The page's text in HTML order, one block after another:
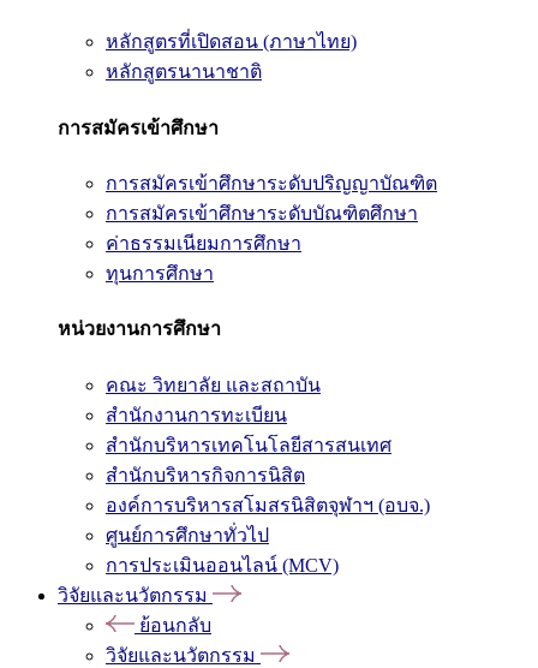
หลักสูตรที่เปิดสอน (ภาษาไทย)
หลักสูตรนานาชาติ
การสมัครเข้าศึกษา
การสมัครเข้าศึกษาระดับปริญญาบัณฑิต
การสมัครเข้าศึกษาระดับบัณฑิตศึกษา
ค่าธรรมเนียมการศึกษา
ทุนการศึกษา
หน่วยงานการศึกษา
คณะ วิทยาลัย และสถาบัน
สำนักงานการทะเบียน
สำนักบริหารเทคโนโลยีสารสนเทศ
สำนักบริหารกิจการนิสิต
องค์การบริหารสโมสรนิสิตจุฬาฯ (อบจ.)
ศูนย์การศึกษาทั่วไป
การประเมินออนไลน์ (MCV)
วิจัยและนวัตกรรม
ย้อนกลับ
วิจัยและนวัตกรรม